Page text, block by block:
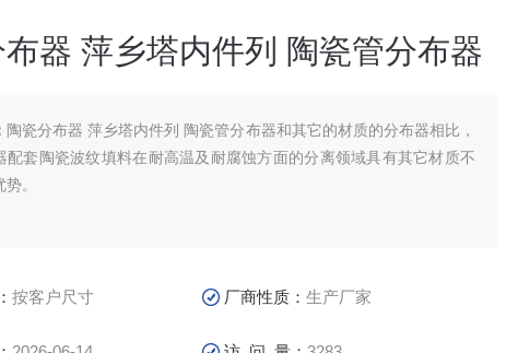
布器 萍乡塔内件列 陶瓷管分布器
陶瓷分布器 萍乡塔内件列 陶瓷管分布器和其它的材质的分布器相比，
配套陶瓷波纹填料在耐高温及耐腐蚀方面的分离领域具有其它材质不
。
按客户尺寸 厂商性质：生产厂家